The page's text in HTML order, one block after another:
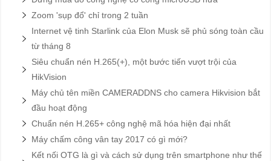
Zoom 'sụp đổ' chỉ trong 2 tuần
Internet vệ tinh Starlink của Elon Musk sẽ phủ sóng toàn cầu
từ tháng 8
Siêu chuẩn nén H.265(+), một bước tiến vượt trội của
HikVision
Máy chủ tên miền CAMERADDNS cho camera Hikvision bắt
đầu hoạt động
Chuẩn nén H.265+ công nghệ mã hóa hiện đại nhất
Máy chấm công vân tay 2017 có gì mới?
Kết nối OTG là gì và cách sử dụng trên smartphone như thế